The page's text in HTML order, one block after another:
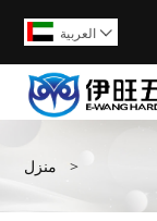
العربية 
منزل >